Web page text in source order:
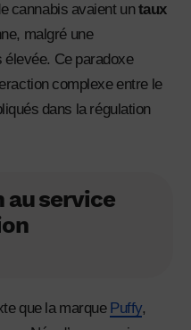
cannabis avaient un taux
malgré une
Ce paradoxe
complexe entre le
dans la régulation
au service
que la marque Puffy,